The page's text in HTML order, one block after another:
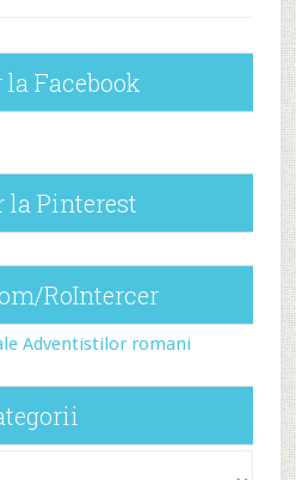
Facebook
la Pinterest
RoIntercer
Adventistilor romani